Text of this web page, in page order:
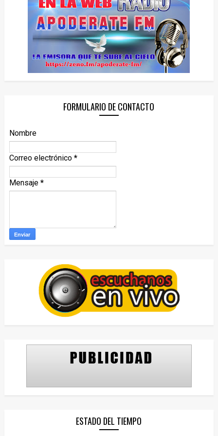
FORMULARIO DE CONTACTO
Nombre
Correo electrónico *
Mensaje *
ESTADO DEL TIEMPO